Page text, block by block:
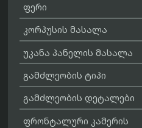
ფერი
კორპუსის მასალა
უკანა პანელის მასალა
გამძლეობის ტიპი
გამძლეობის დეტალები
ფრონტალური კამერის